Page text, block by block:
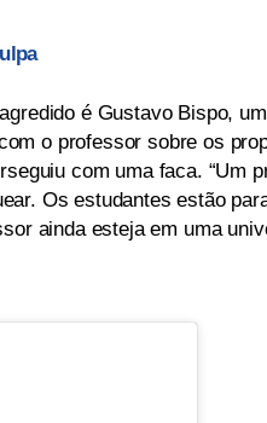
é Gustavo Bispo,
o professor sobre os
com uma faca. “Um
Os estudantes estão
ainda esteja em uma